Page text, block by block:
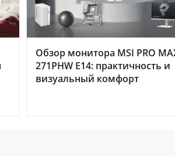
Обзор монитора MSI PRO
271PHW E14: практичность и
визуальный комфорт